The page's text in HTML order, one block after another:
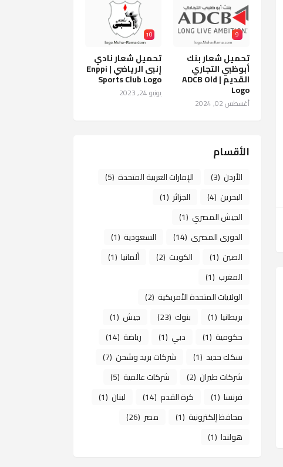
9
تحميل شعار بنك
أبوظبي التجاري
القديم | ADCB Old
Logo
أغسطس 02, 2024
10
تحميل شعار نادي
إنبى الرياضي | Enppi
Sports Club Logo
يونيو 24, 2023
الأقسام
الأردن (3) الإمارات العربية المتحدة (5)
البحرين (4) الجزائر (1)
الجيش المصري (1)
الدورى المصرى (14) السعودية (1)
الصين (1) الكويت (2) ألمانيا (1)
المغرب (1)
الولايات المتحدة الأمريكية (2)
بريطانيا (1) بنوك (23) جيش (1)
حكومية (1) دبي (1) رياضة (14)
سكك حديد (1) شركات بريد وشحن (7)
شركات طيران (2) شركات عالمية (5)
فرنسا (1) كرة القدم (14) لبنان (1)
محافظ إلكترونية (1) مصر (26)
هولندا (1)